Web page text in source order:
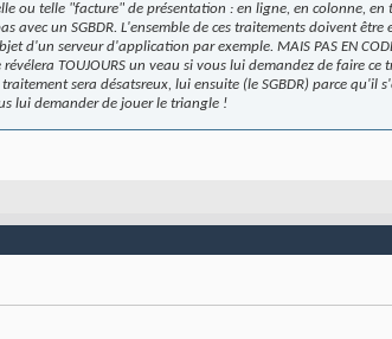
ou telle "facture" de présentation : en ligne, en colonne, en
avec un SGBDR. L'ensemble de ces traitements doivent
d'un serveur d'application par exemple. MAIS PAS EN
TOUJOURS un veau si vous lui demandez de faire
sera désatsreux, lui ensuite (le SGBDR) parce qu'il
lui demander de jouer le triangle !